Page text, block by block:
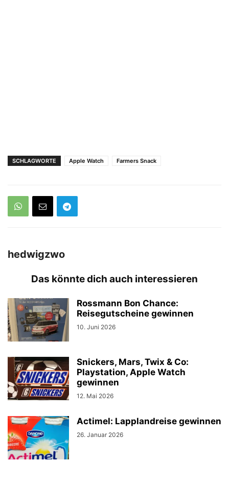
SCHLAGWORTE Apple Watch Farmers Snack
hedwigzwo
Das könnte dich auch interessieren
Rossmann Bon Chance:
Reisegutscheine gewinnen
10. Juni 2026
Snickers, Mars, Twix & Co:
Playstation, Apple Watch
gewinnen
12. Mai 2026
Actimel: Lapplandreise gewinnen
26. Januar 2026